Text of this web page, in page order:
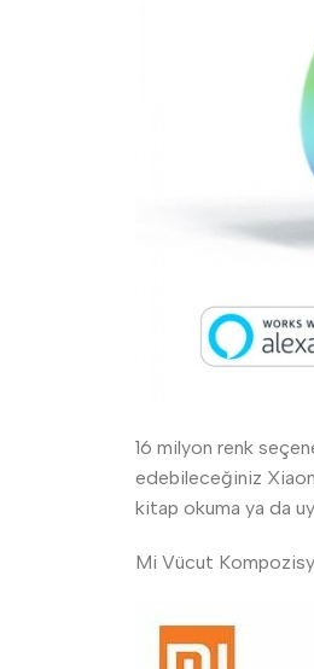
16 milyon renk
edebileceğiniz
kitap okuma ya da
Mi Vücut